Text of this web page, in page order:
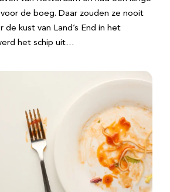
de boeg. Daar zouden ze nooit
de kust van Land’s End in het
het schip uit…